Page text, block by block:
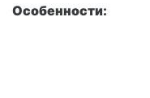
Особенности: